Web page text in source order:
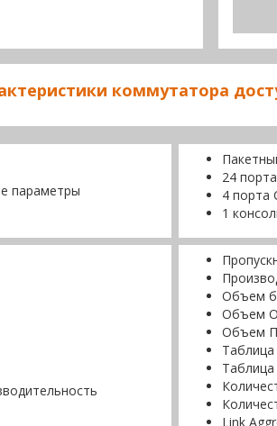
коммутатора
параметры
24
4 порта
1
Объем
Объем
Объем
Таблица
Link